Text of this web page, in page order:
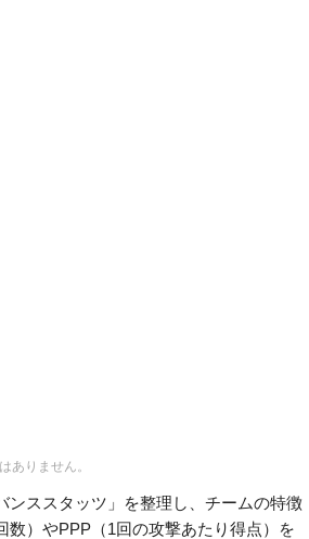
ありません。
ススタッツ」を整理し、チームの特徴
）やPPP（1回の攻撃あたり得点）を